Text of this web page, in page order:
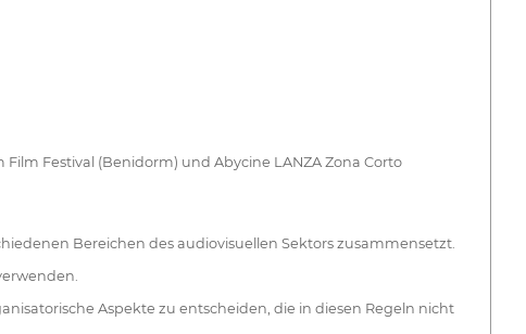
Festival (Benidorm) und Abycine LANZA Zona Corto
Bereichen des audiovisuellen Sektors zusammensetzt.
Aspekte zu entscheiden, die in diesen Regeln nicht